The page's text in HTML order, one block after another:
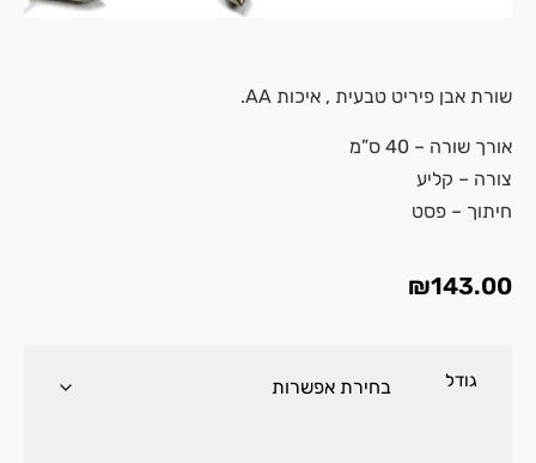
שורת אבן פיריט טבעית , איכות AA.
אורך שורה – 40 ס”מ
צורה – קליע
חיתוך – פסט
₪143.00
גודל